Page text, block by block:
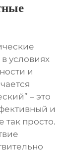
условиях
и
– это
и
так просто.